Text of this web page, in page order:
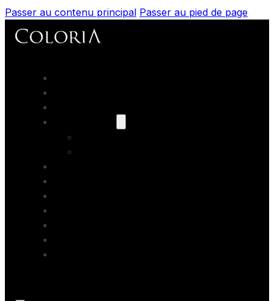
Passer au contenu principal Passer au pied de page